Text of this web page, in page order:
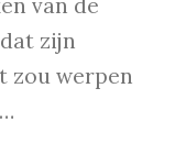
van de
zijn
zou werpen